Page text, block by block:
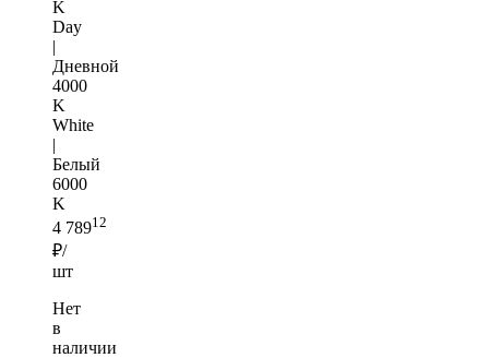
K
Day
|
Дневной
4000
K
White
|
Белый
6000
K
4 78912
₽/
шт
Нет
в
наличии